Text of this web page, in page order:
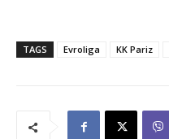
TAGS Evroliga KK Pariz